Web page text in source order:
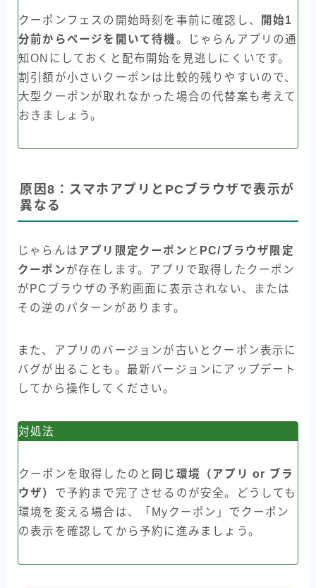
クーポンフェスの開始時刻を事前に確認し、
開始1
分前からページを開いて待機。じゃらんアプリの通
知ONにしておくと配布開始を見逃しにくいです。
割引額が小さいクーポンは比較的残りやすいので、
大型クーポンが取れなかった場合の代替案も考えて
おきましょう。
原因8：スマホアプリとPCブラウザで表示が
異なる
じゃらんはアプリ限定クーポン と PC/ブラウザ限定
クーポンが存在します。アプリで取得したクーポン
がPCブラウザの予約画面に表示されない、または
その逆のパターンがあります。
また、アプリのバージョンが古いとクーポン表示に
バグが出ることも。最新バージョンにアップデート
してから操作してください。
対処法
クーポンを取得したのと 同じ環境（アプリ or ブラ
ウザ） で予約まで完了させるのが安全。どうしても
環境を変える場合は、「Myクーポン」でクーポン
の表示を確認してから予約に進みましょう。